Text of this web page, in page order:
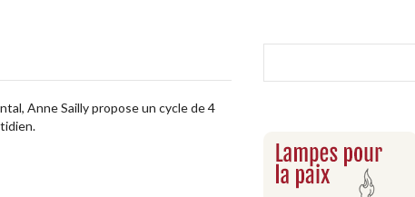
Anne Sailly propose un cycle de 4